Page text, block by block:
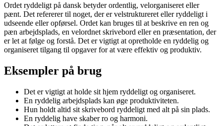
Ordet ryddeligt på dansk betyder ordentlig, velorganiseret eller
pænt. Det refererer til noget, der er velstruktureret eller ryddeligt i
udseende eller opførsel. Ordet kan bruges til at beskrive en ren og
pæn arbejdsplads, en velordnet skrivebord eller en præsentation, der
er let at følge og forstå. Det er vigtigt at opretholde en ryddelig og
organiseret tilgang til opgaver for at være effektiv og produktiv.
Eksempler på brug
Det er vigtigt at holde sit hjem ryddeligt og organiseret.
En ryddelig arbejdsplads kan øge produktiviteten.
Hun holdt altid sit skrivebord ryddeligt med alt på sin plads.
En ryddelig have skaber ro og harmoni.